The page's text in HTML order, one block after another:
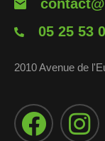
05 25 53
2010 Avenue de